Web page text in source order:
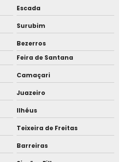
para portarias e condomínios
gate
para condomínio
Escada
Surubim
Bezerros
Feira de Santana
Camaçari
Juazeiro
Ilhéus
Teixeira de Freitas
Barreiras